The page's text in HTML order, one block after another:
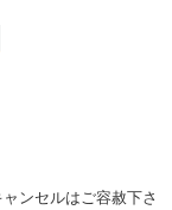
ンセルはご容赦下さ